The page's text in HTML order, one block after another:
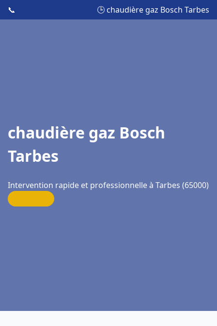
📞 🕒 chaudière gaz Bosch Tarbes
chaudière gaz Bosch
Tarbes
Intervention rapide et professionnelle à Tarbes (65000)